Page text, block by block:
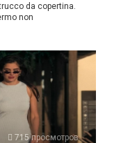
da copertina.
non
715 просмотров